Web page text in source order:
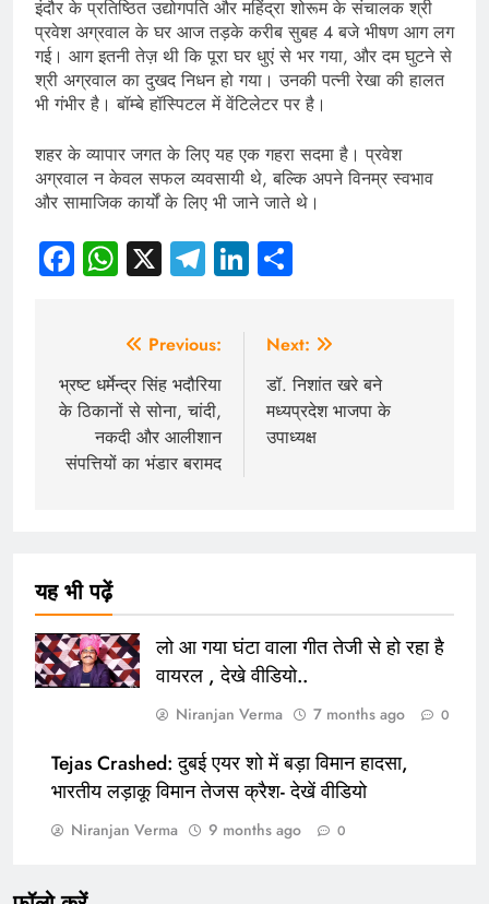
इंदौर के प्रतिष्ठित उद्योगपति और महिंद्रा शोरूम के संचालक श्री
प्रवेश अग्रवाल के घर आज तड़के करीब सुबह 4 बजे भीषण आग लग
गई। आग इतनी तेज़ थी कि पूरा घर धुएं से भर गया, और दम घुटने से
श्री अग्रवाल का दुखद निधन हो गया। उनकी पत्नी रेखा की हालत
भी गंभीर है। बॉम्बे हॉस्पिटल में वेंटिलेटर पर है।
शहर के व्यापार जगत के लिए यह एक गहरा सदमा है। प्रवेश
अग्रवाल न केवल सफल व्यवसायी थे, बल्कि अपने विनम्र स्वभाव
और सामाजिक कार्यों के लिए भी जाने जाते थे।
Facebook
WhatsApp
X Telegram
LinkedIn
navigation
Previous:
भ्रष्ट धर्मेन्द्र सिंह भदौरिया
के ठिकानों से सोना, चांदी,
नकदी और आलीशान
संपत्तियों का भंडार बरामद
Next:
डॉ. निशांत खरे बने
मध्यप्रदेश भाजपा के
उपाध्यक्ष
यह भी पढ़ें
लो आ गया घंटा वाला गीत तेजी से हो रहा है
वायरल , देखे वीडियो..
Niranjan Verma 7 months ago 0
Tejas Crashed: दुबई एयर शो में बड़ा विमान हादसा,
भारतीय लड़ाकू विमान तेजस क्रैश- देखें वीडियो
Niranjan Verma 9 months ago 0